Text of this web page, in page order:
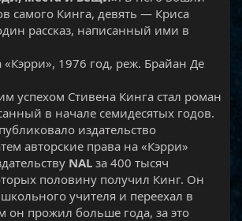
самого Кинга, девять — Криса
рассказ, написанный ими в
1976 год, реж. Брайан Де
успехом Стивена Кинга стал роман
в начале семидесятых годов.
издательство
авторские права на «Кэрри»
NAL за 400 тысяч
половину получил Кинг. Он
учителя и переехал в
он прожил больше года, за это